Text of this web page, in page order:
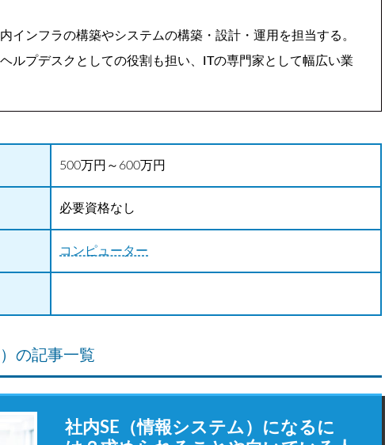
インフラの構築やシステムの構築・設計・運用を担当する。
ルプデスクとしての役割も担い、ITの専門家として幅広い業
500万円～600万円
必要資格なし
コンピューター
の記事一覧
社内SE（情報システム）になるに